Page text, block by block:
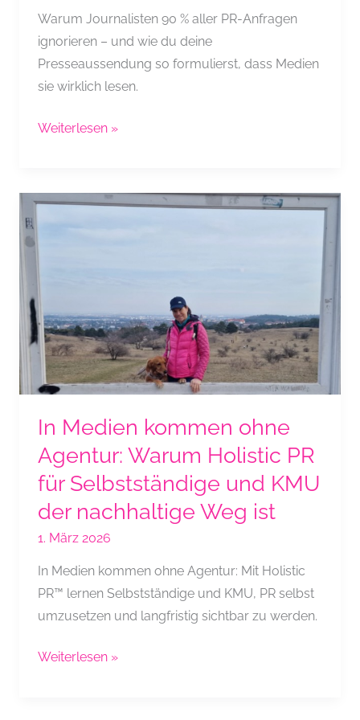
Warum Journalisten 90 % aller PR-Anfragen
ignorieren – und wie du deine
Presseaussendung so formulierst, dass Medien
sie wirklich lesen.
Warum
%
Weiterlesen »
In Medien kommen ohne
Agentur: Warum Holistic PR
für Selbstständige und KMU
der nachhaltige Weg ist
1. März 2026
In Medien kommen ohne Agentur: Mit Holistic
PR™ lernen Selbstständige und KMU, PR selbst
umzusetzen und langfristig sichtbar zu werden.
In
Weiterlesen »